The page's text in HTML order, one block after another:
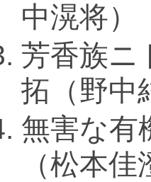
中滉将）
芳香族ニ
拓（野中
無害な有
（松本佳